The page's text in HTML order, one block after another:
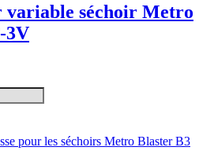
séchoir Metro
3V